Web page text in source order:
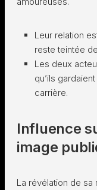
Leur relation
reste teintée
Les deux
qu’ils
carrière.
Influence
image
La révélation de sa